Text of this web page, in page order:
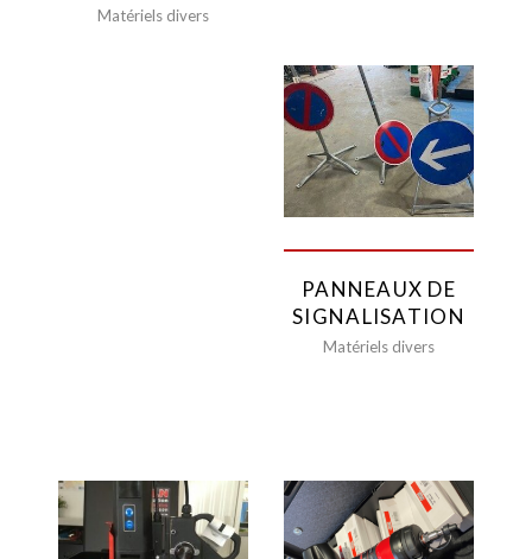
Matériels divers
PANNEAUX DE
SIGNALISATION
Matériels divers